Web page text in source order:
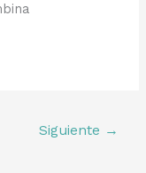
Siguiente →